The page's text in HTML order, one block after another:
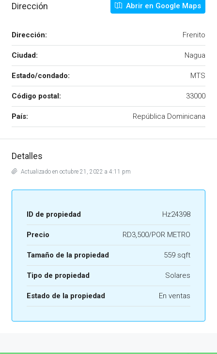
Dirección Abrir en Google Maps
Dirección: Frenito
Ciudad: Nagua
Estado/condado: MTS
Código postal: 33000
País: República Dominicana
Detalles
Actualizado en octubre 21, 2022 a 4:11 pm
ID de propiedad Hz24398
Precio RD3,500/POR METRO
Tamaño de la propiedad 559 sqft
Tipo de propiedad Solares
Estado de la propiedad En ventas